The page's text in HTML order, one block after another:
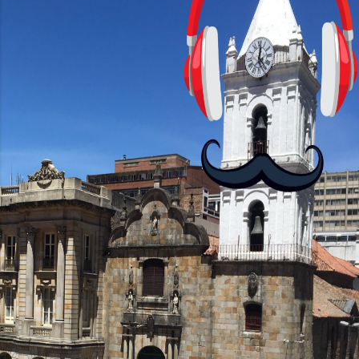
con personajes simpáticos y ayudas
visuales. ¿Será posible que una app que
antes nos enseñó francés, ahora nos
convierta en jugadores de ajedrez? Aún
no podrás jugar contra otros humanos
La aplicación Duolingo fue lanzada en
2012 y cuenta con más de 37 millones
de usuarios activos diarios. Desde 2022,
ha empeza...